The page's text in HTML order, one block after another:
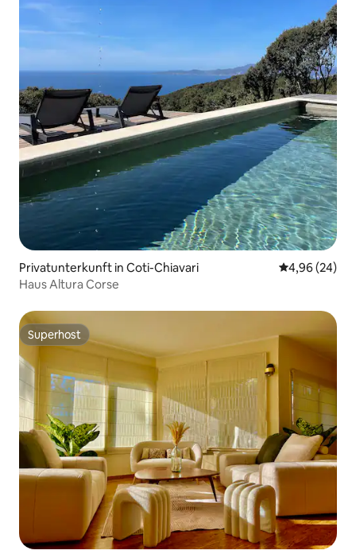
Privatunterkunft in Coti-Chiavari
4,96 (24)
Haus Altura Corse
Superhost
Superhost